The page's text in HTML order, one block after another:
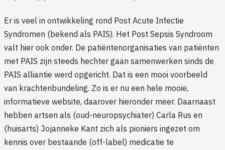
Er is veel in ontwikkeling rond Post Acute Infectie
Syndromen (bekend als PAIS). Het Post Sepsis Syndroom
valt hier ook onder. De patiëntenorganisaties van patiënten
met PAIS zijn steeds hechter gaan samenwerken sinds de
PAIS alliantie werd opgericht. Dat is een mooi voorbeeld
van krachtenbundeling. Zo is er nu een hele mooie,
informatieve website, daarover hieronder meer. Daarnaast
hebben artsen als (oud-neuropsychiater) Carla Rus en
(huisarts) Jojanneke Kant zich als pioniers ingezet om
kennis over bestaande (off-label) medicatie te